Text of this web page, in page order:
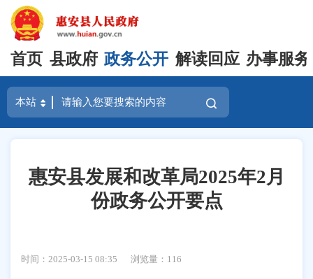
首页 县政府 政务公开 解读回应 办事服务
惠安县发展和改革局2025年2月
份政务公开要点
时间：2025-03-15 08:35 浏览量： 116